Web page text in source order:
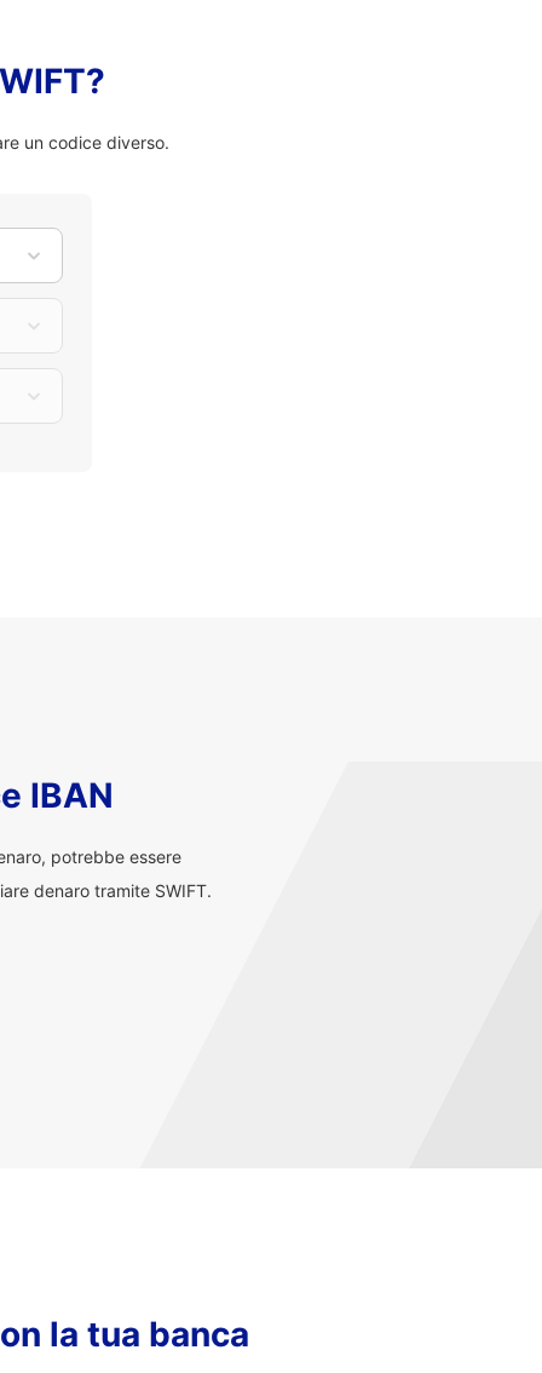
un codice diverso.
IBAN
potrebbe essere
denaro tramite SWIFT.
la tua banca